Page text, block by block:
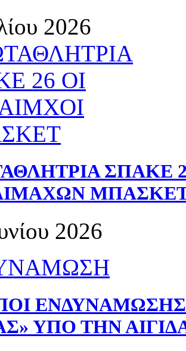
2026
ΣΠΑΚΕ
2026
ΥΠΟ ΤΗΝ